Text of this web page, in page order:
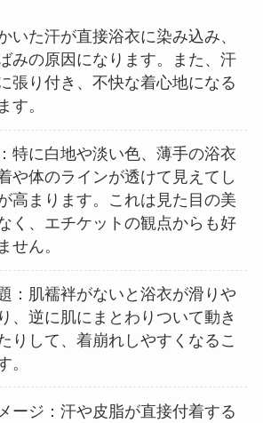
いた汗が直接浴衣に染み込み、
みの原因になります。また、汗
張り付き、不快な着心地になる
す。
特に白地や淡い色、薄手の浴衣
や体のラインが透けて見えてし
高まります。これは見た目の美
く、エチケットの観点からも好
せん。
：肌襦袢がないと浴衣が滑りや
、逆に肌にまとわりついて動き
りして、着崩れしやすくなるこ
。
ージ：汗や皮脂が直接付着する